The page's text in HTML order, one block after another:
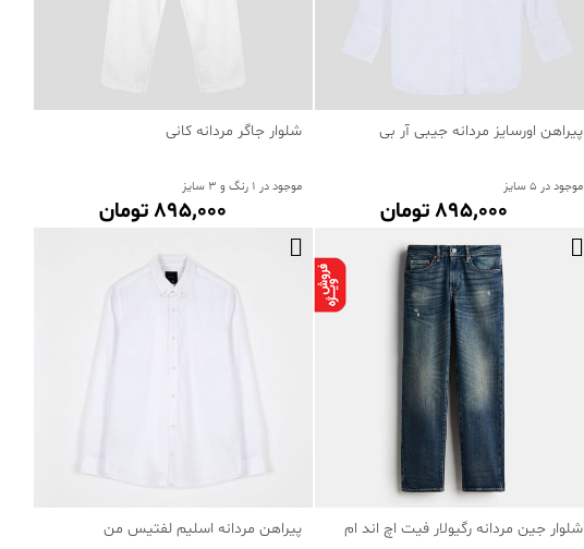
پیراهن اورسایز مردانه جیبی آر بی
موجود در 5 سایز
895٬000 تومان
شلوار جاگر مردانه کانی
موجود در 1 رنگ و 3 سایز
895٬000 تومان
شلوار جین مردانه رگیولار فیت اچ اند ام پیراهن مردانه اسلیم لفتیس من